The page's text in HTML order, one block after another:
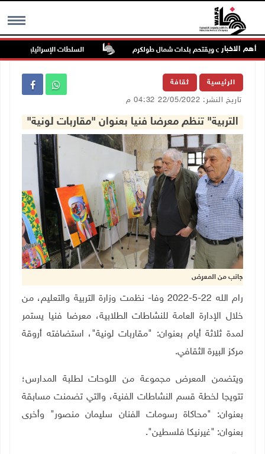
MENU أهم الاخبار
دير الغصون ويقتحم بلدات شمال طولكرم السلطات الإسرائيلية تهدم
الرئيسية ثقافة
تاريخ النشر: 22/05/2022 04:32 م
التربية" تنظم معرضا فنيا بعنوان "مقاربات لونية"
جانب من المعرض
رام الله 22-5-2022 وفا-
نظمت وزارة التربية والتعليم، من
خلال الإدارة العامة للنشاطات الطلابية، معرضا فنيا يستمر
لمدة ثلاثة أيام بعنوان: "مقاربات لونية"، استضافته أروقة
مركز البيرة الثقافي.
ويتضمن المعرض مجموعة من اللوحات لطلبة المدارس؛
تتويجا لخطة قسم النشاطات الفنية، والتي تضمنت مسابقة
بعنوان: "محاكاة رسومات الفنان سليمان منصور" وأخرى
بعنوان: "غيرنيكا فلسطين".